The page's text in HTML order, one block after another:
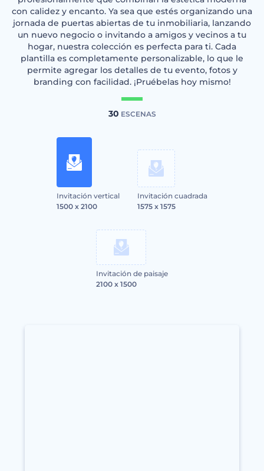
con calidez y encanto. Ya sea que estés organizando una
jornada de puertas abiertas de tu inmobiliaria, lanzando
un nuevo negocio o invitando a amigos y vecinos a tu
hogar, nuestra colección es perfecta para ti. Cada
plantilla es completamente personalizable, lo que le
permite agregar los detalles de tu evento, fotos y
branding con facilidad. ¡Pruébelas hoy mismo!
30 ESCENAS
Invitación vertical
1500 x 2100
Invitación cuadrada
1575 x 1575
Invitación de paisaje
2100 x 1500